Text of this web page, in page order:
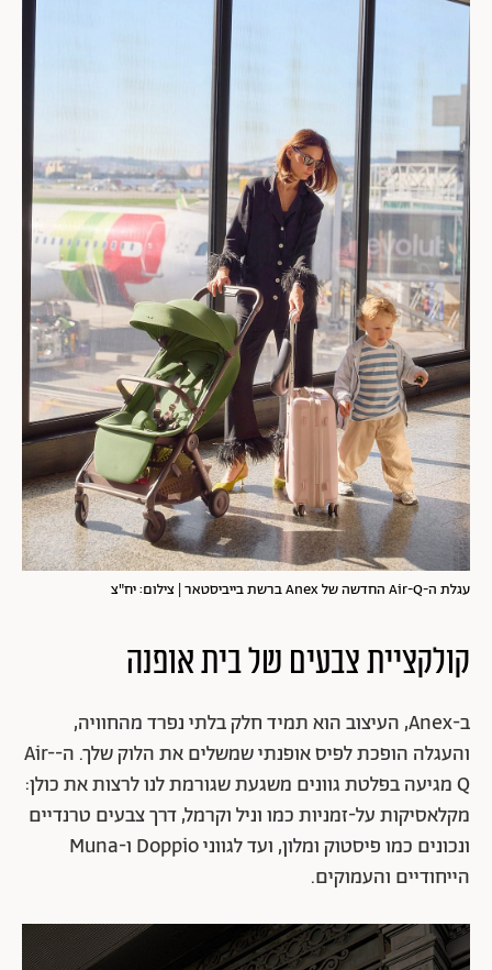
עגלת ה-Air-Q החדשה של Anex ברשת בייביסטאר | צילום: יח"צ
קולקציית צבעים של בית אופנה
ב-Anex, העיצוב הוא תמיד חלק בלתי נפרד מהחוויה,
והעגלה הופכת לפיס אופנתי שמשלים את הלוק שלך. ה-Air-
Q מגיעה בפלטת גוונים משגעת שגורמת לנו לרצות את כולן:
מקלאסיקות על-זמניות כמו וניל וקרמל, דרך צבעים טרנדיים
ונכונים כמו פיסטוק ומלון, ועד לגווני Doppio ו-Muna
הייחודיים והעמוקים.